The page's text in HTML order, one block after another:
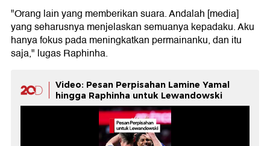
"Orang lain yang memberikan suara. Andalah [media]
yang seharusnya menjelaskan semuanya kepadaku. Aku
hanya fokus pada meningkatkan permainanku, dan itu
saja," lugas Raphinha.
Video: Pesan Perpisahan Lamine Yamal
hingga Raphinha untuk Lewandowski